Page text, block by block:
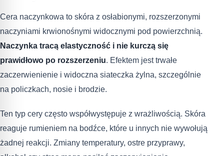
Cera naczynkowa to skóra z osłabionymi, rozszerzonymi
naczyniami krwionośnymi widocznymi pod powierzchnią.
Naczynka tracą elastyczność i nie kurczą się
prawidłowo po rozszerzeniu. Efektem jest trwałe
zaczerwienienie i widoczna siateczka żylna, szczególnie
na policzkach, nosie i brodzie.
Ten typ cery często współwystępuje z wrażliwością. Skóra
reaguje rumieniem na bodźce, które u innych nie wywołują
żadnej reakcji. Zmiany temperatury, ostre przyprawy,